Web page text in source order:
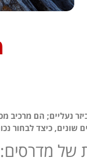
נעליים; הם מרכיב
כיצד לבחור
של